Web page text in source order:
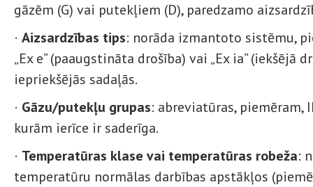
gāzēm (G) vai putekļiem (D), paredzamo
· Aizsardzības tips: norāda izmantoto sistēmu,
„Ex e” (paaugstināta drošība) vai „Ex ia” (iekšējā
iepriekšējās sadaļās.
· Gāzu/putekļu grupas: abreviatūras, piemēram,
kurām ierīce ir saderīga.
· Temperatūras klase vai temperatūras robeža:
temperatūru normālas darbības apstākļos